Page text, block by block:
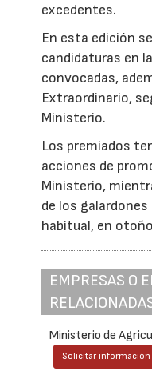
excedentes.
En esta edición
candidaturas en
convocadas,
Extraordinario,
Ministerio.
Los premiados
acciones de
Ministerio,
de los
habitual, en
EMPRESAS O
Ministerio de
Solicitar información